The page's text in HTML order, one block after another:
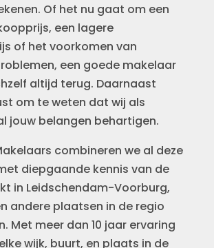
Of het nu gaat om een
een lagere
of het voorkomen van
een goede makelaar
altijd terug. Daarnaast
om te weten dat wij als
jouw belangen behartigen.
combineren we al deze
diepgaande kennis van de
in Leidschendam-Voorburg,
andere plaatsen in de regio
Met meer dan 10 jaar ervaring
wijk, buurt, en plaats in de